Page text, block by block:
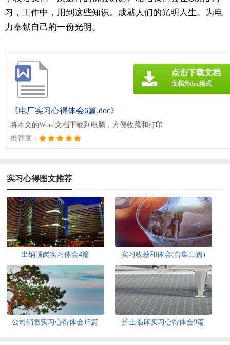
习，工作中，用到这些知识。成就人们的光明人生。为电
力奉献自己的一份光明。
《电厂实习心得体会6篇.doc》
将本文的Word文档下载到电脑，方便收藏和打印
推荐度：
点击下载文档
文档为doc格式
实习心得图文推荐
出纳顶岗实习体会4篇 实习收获和体会(合集15篇)
公司销售实习心得体会15篇 护士临床实习心得体会9篇